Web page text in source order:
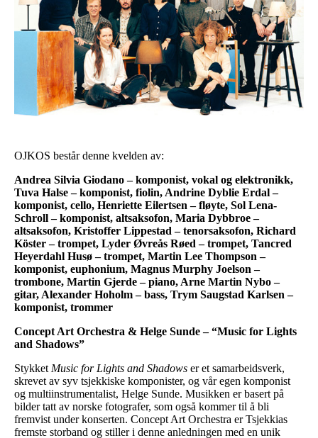
OJKOS består denne kvelden av:
Andrea Silvia Giodano – komponist, vokal og elektronikk,
Tuva Halse – komponist, fiolin, Andrine Dyblie Erdal –
komponist, cello, Henriette Eilertsen – fløyte, Sol Lena-
Schroll – komponist, altsaksofon, Maria Dybbroe –
altsaksofon, Kristoffer Lippestad – tenorsaksofon, Richard
Köster – trompet, Lyder Øvreås Røed – trompet, Tancred
Heyerdahl Husø – trompet, Martin Lee Thompson –
komponist, euphonium, Magnus Murphy Joelson –
trombone, Martin Gjerde – piano, Arne Martin Nybo –
gitar, Alexander Hoholm – bass, Trym Saugstad Karlsen –
komponist, trommer
Concept Art Orchestra & Helge Sunde – “Music for Lights
and Shadows”
Stykket Music for Lights and Shadows er et samarbeidsverk,
skrevet av syv tsjekkiske komponister, og vår egen komponist
og multiinstrumentalist, Helge Sunde. Musikken er basert på
bilder tatt av norske fotografer, som også kommer til å bli
fremvist under konserten. Concept Art Orchestra er Tsjekkias
fremste storband og stiller i denne anledningen med en unik